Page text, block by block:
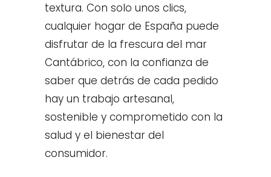
textura. Con solo unos clics,
cualquier hogar de España puede
disfrutar de la frescura del mar
Cantábrico, con la confianza de
saber que detrás de cada pedido
hay un trabajo artesanal,
sostenible y comprometido con la
salud y el bienestar del
consumidor.